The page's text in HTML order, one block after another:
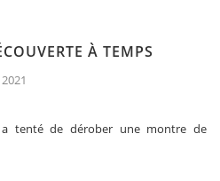
À TEMPS
tenté de dérober une montre de